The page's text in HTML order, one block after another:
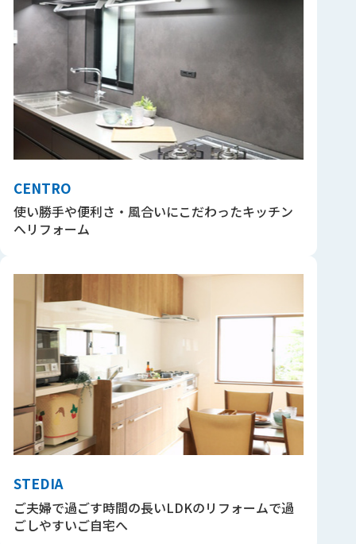
CENTRO
使い勝手や便利さ・風合いにこだわったキッチン
へリフォーム
STEDIA
ご夫婦で過ごす時間の長いLDKのリフォームで過
ごしやすいご自宅へ